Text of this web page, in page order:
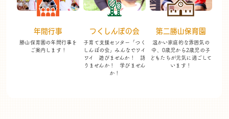
年間行事
勝山保育園の年間行事を
ご案内します！
つくしんぼの会
子育て支援センター「つく
しんぼの会」 みんなでワイ
ワイ 遊びませんか！
語
りませんか！ 学びません
か！
第二勝山保育園
温かい家庭的な雰囲気の
中、 0歳児から2歳児の子
どもたちが元気に過ごして
います！